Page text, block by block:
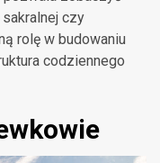
czy
rolę w budowaniu
codziennego